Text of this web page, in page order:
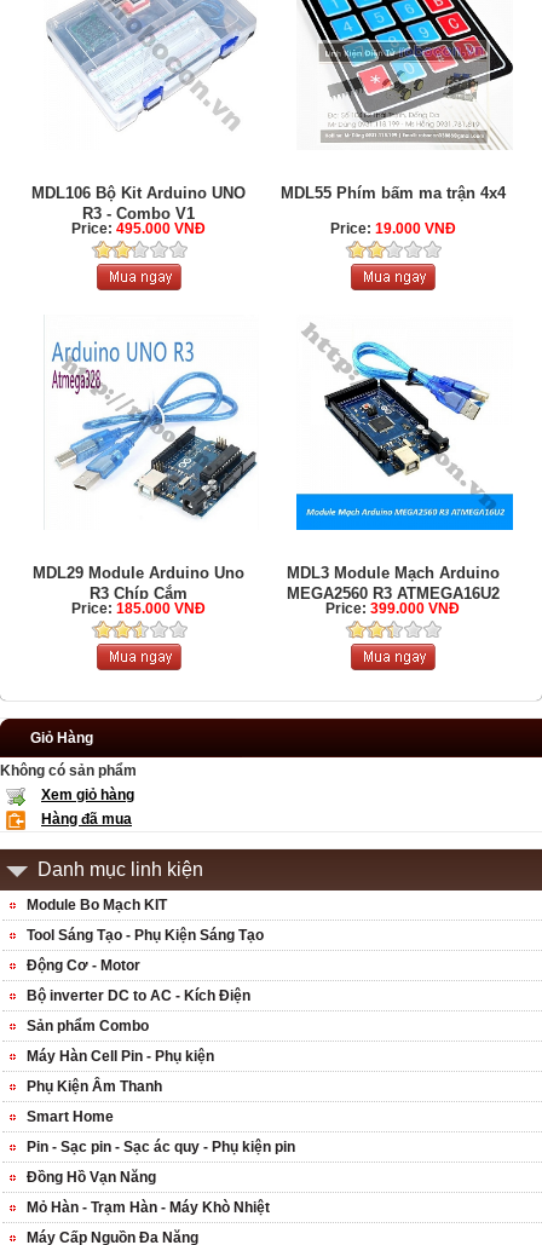
MDL106 Bộ Kit Arduino UNO
R3 - Combo V1
Price:495.000 VNĐ
MDL55 Phím bấm ma trận 4x4
Price: 19.000 VNĐ
MDL29 Module Arduino Uno
R3 Chíp Cắm
Price:185.000 VNĐ
MDL3 Module Mạch Arduino
MEGA2560 R3 ATMEGA16U2
Price:399.000 VNĐ
Giỏ Hàng
Không có sản phẩm
Xem giỏ hàng
Hàng đã mua
Danh mục linh kiện
Module Bo Mạch KIT
Tool Sáng Tạo - Phụ Kiện Sáng Tạo
Động Cơ - Motor
Bộ inverter DC to AC - Kích Điện
Sản phẩm Combo
Máy Hàn Cell Pin - Phụ kiện
Phụ Kiện Âm Thanh
Smart Home
Pin - Sạc pin - Sạc ác quy - Phụ kiện pin
Đồng Hồ Vạn Năng
Mỏ Hàn - Trạm Hàn - Máy Khò Nhiệt
Máy Cấp Nguồn Đa Năng